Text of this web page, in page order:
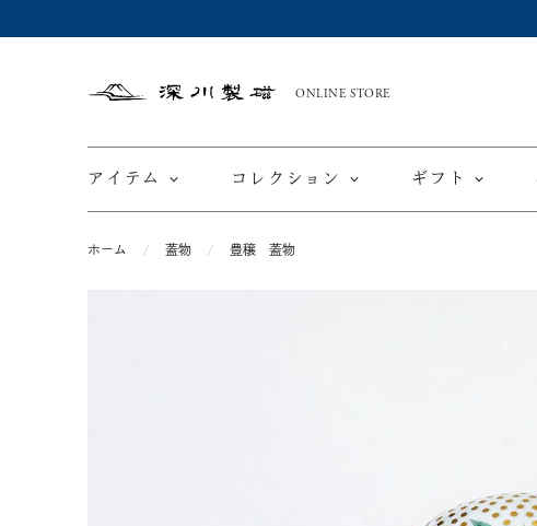
深
ONLINE STORE
アイテム コレクション ギフト
ホーム 蓋物 豊穣 蓋物